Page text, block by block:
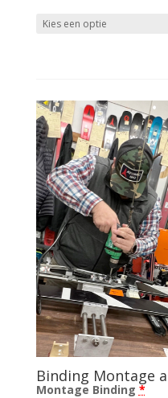
Binding Montage
Montage Binding *